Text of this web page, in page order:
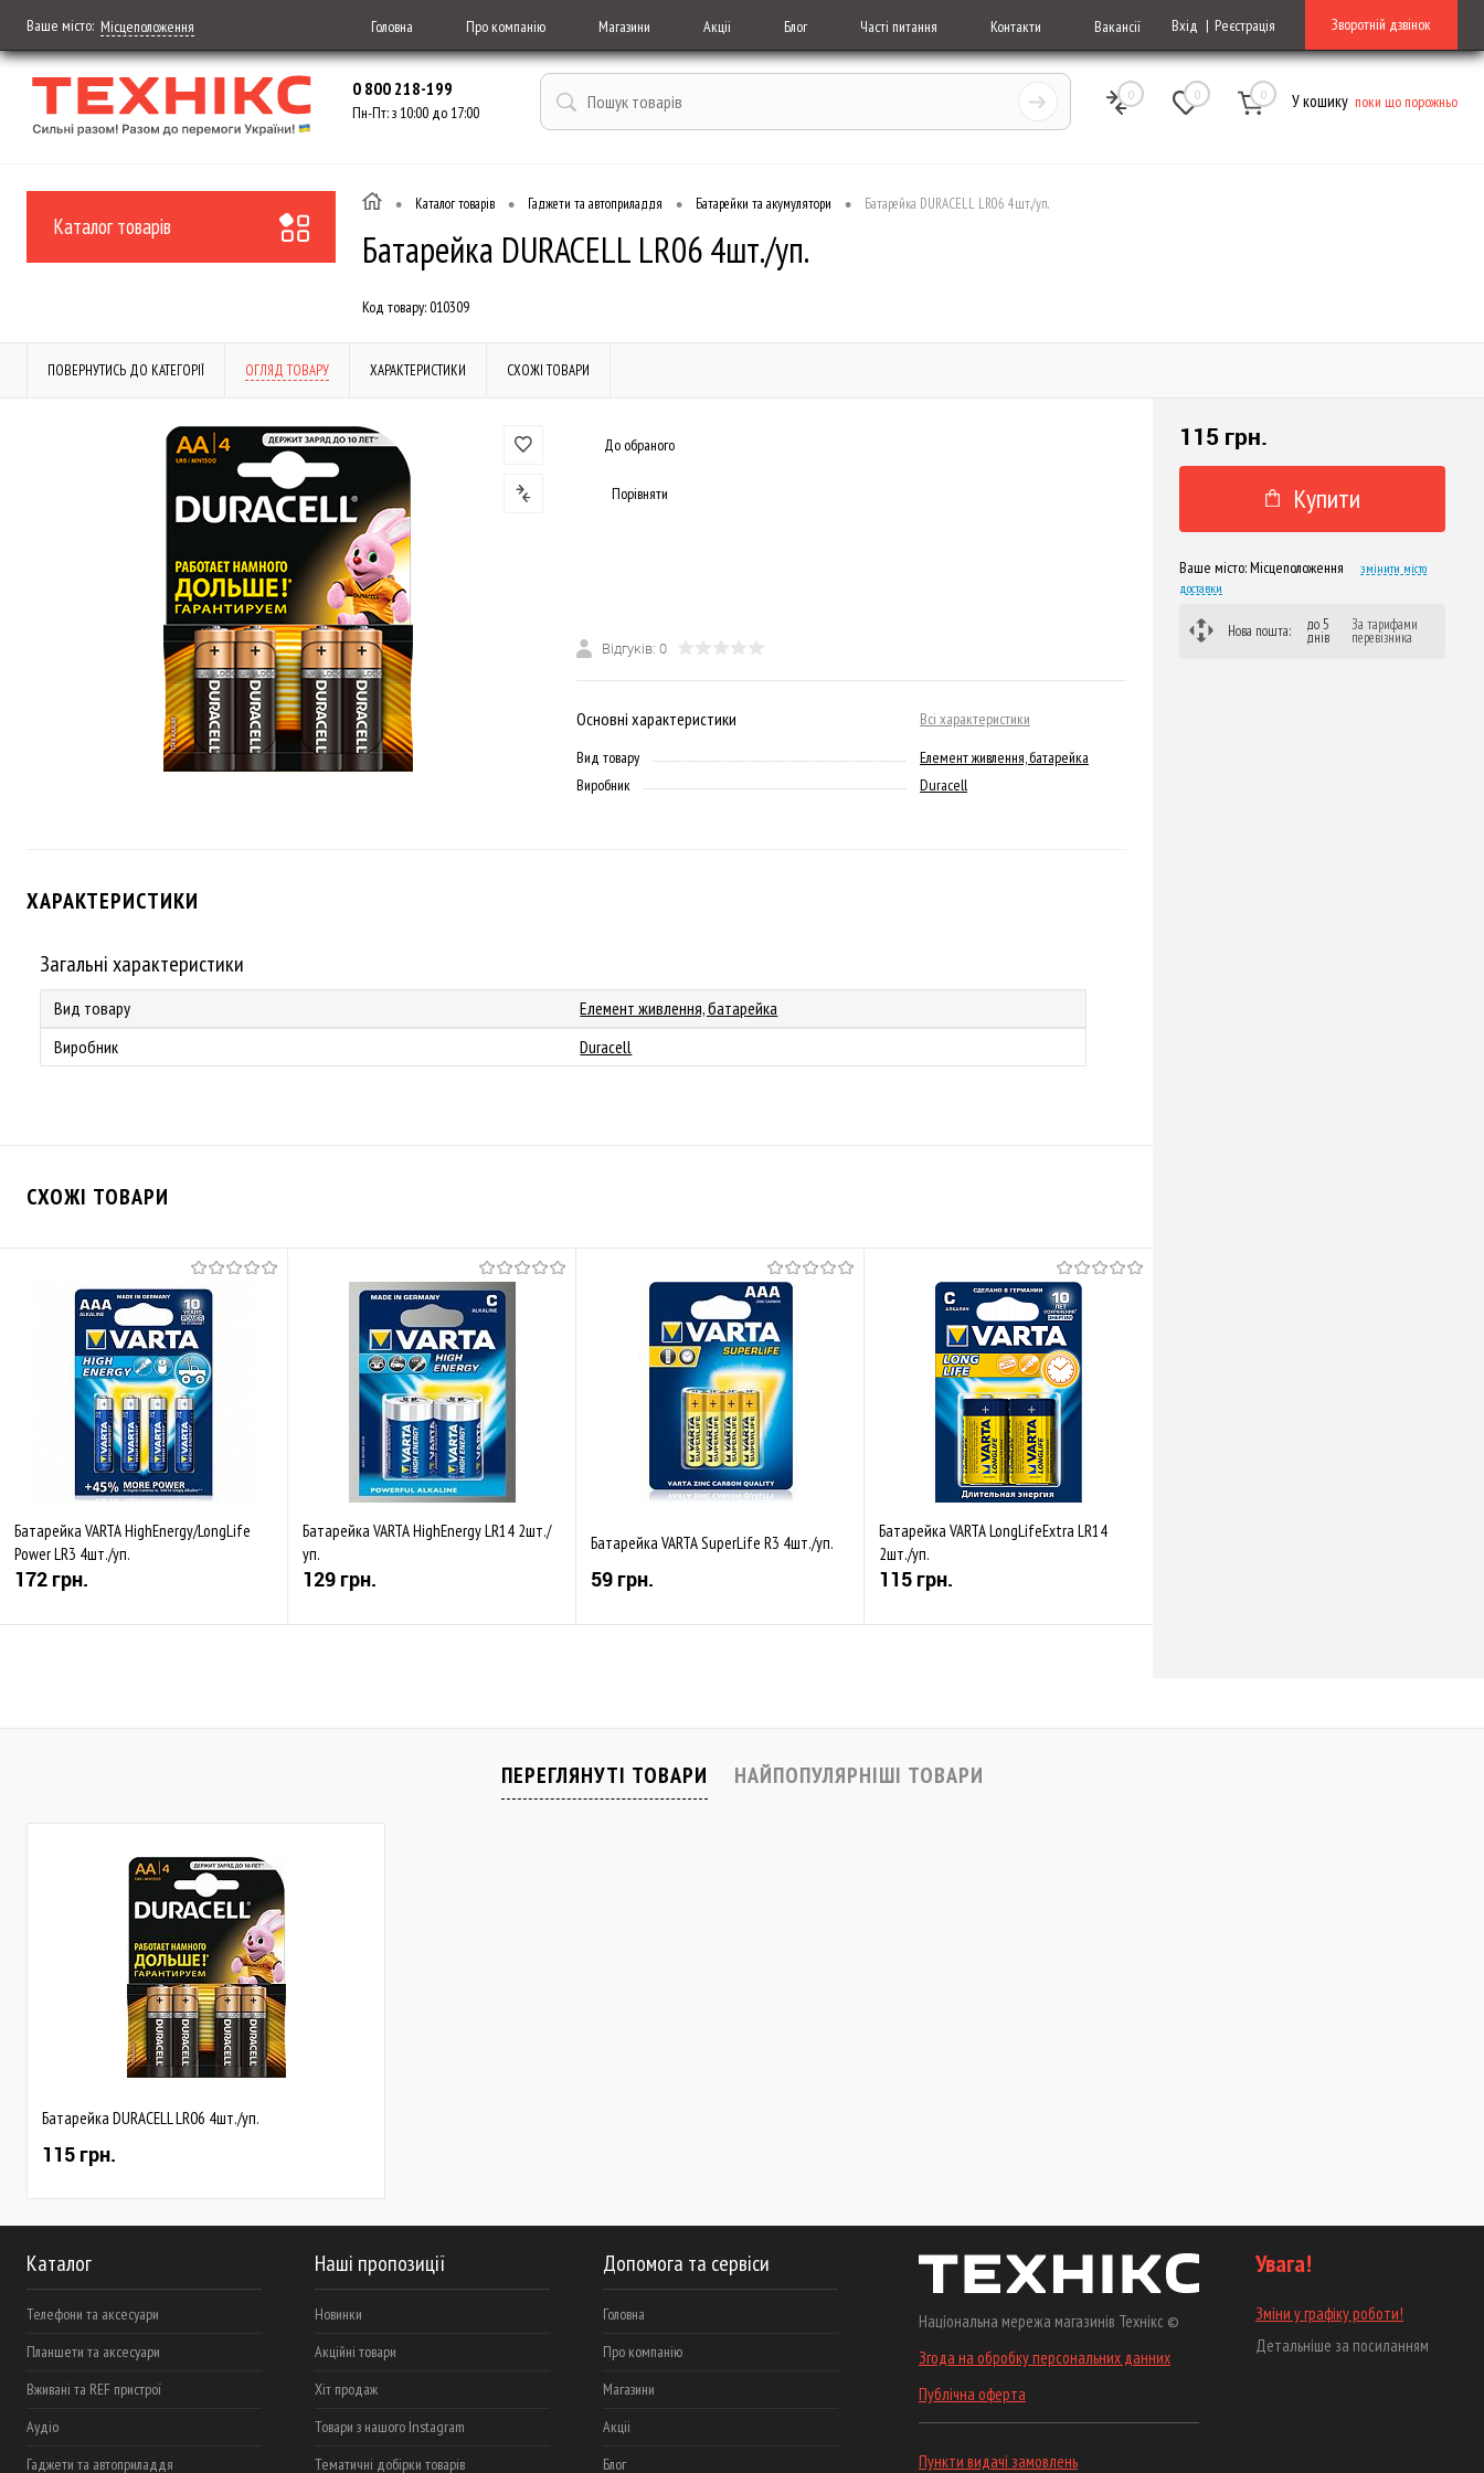
Ваше місто: Місцеположення Головна Про компанію Магазини Акціі Блог Часті питання Контакти Вакансії Вхід Реєстрація Зворотній дзвінок
0 800 218-199
Пн-Пт: з 10:00 до 17:00
0 0 0 У кошику поки що порожньо
Каталог товарів
• Каталог товарів • Гаджети та автоприладдя • Батарейки та акумулятори • Батарейка DURACELL LR06 4шт./уп.
Батарейка DURACELL LR06 4шт./уп.
Код товару:010309
ПОВЕРНУТИСЬ ДО КАТЕГОРІЇ ОГЛЯД ТОВАРУ ХАРАКТЕРИСТИКИ СХОЖІ ТОВАРИ
До обраного
Порівняти
Відгуків: 0
Основні характеристики
Всі характеристики
Вид товару
Елемент живлення, батарейка
Виробник
Duracell
ХАРАКТЕРИСТИКИ
Загальні характеристики
Вид товару
Елемент живлення, батарейка
Виробник
Duracell
СХОЖІ ТОВАРИ
Батарейка VARTA HighEnergy/LongLife
Power LR3 4шт./уп.
172 грн.
Батарейка VARTA HighEnergy LR14 2шт./
уп.
129 грн.
Батарейка VARTA SuperLife R3 4шт./уп.
59 грн.
Батарейка VARTA LongLifeExtra LR14
2шт./уп.
115 грн.
115 грн.
Купити
Ваше місто:Місцеположення
змінити місто
доставки
Нова пошта: до 5
днів
За тарифами
перевізника
ПЕРЕГЛЯНУТІ ТОВАРИ НАЙПОПУЛЯРНІШІ ТОВАРИ
Батарейка DURACELL LR06 4шт./уп.
115 грн.
Каталог
Телефони та аксесуари
Планшети та аксесуари
Вживані та REF пристрої
Аудіо
Гаджети та автоприладдя
Наші пропозиції
Новинки
Акційні товари
Хіт продаж
Товари з нашого Instagram
Тематичні добірки товарів
Допомога та сервіси
Головна
Про компанію
Магазини
Акціі
Блог
Національна мережа магазинів Технікс ©
Згода на обробку персональних данних
Публічна оферта
Пункти видачі замовлень
Увага!
Зміни у графіку роботи!
Детальніше за посиланням